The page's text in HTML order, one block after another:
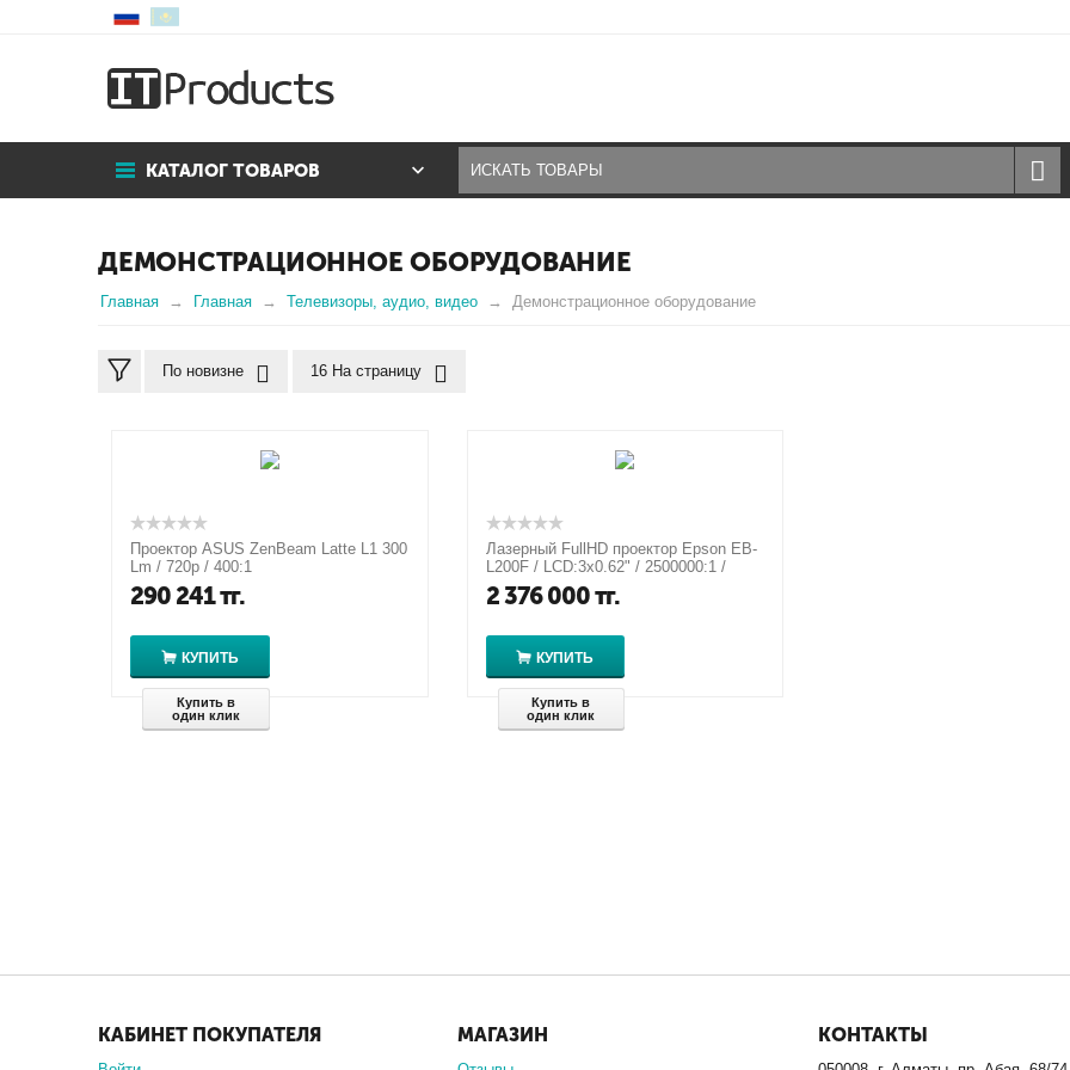
КАТАЛОГ ТОВАРОВ
ДЕМОНСТРАЦИОННОЕ ОБОРУДОВАНИЕ
Главная Главная Телевизоры, аудио, видео Демонстрационное оборудование
По новизне 16 На страницу
Проектор ASUS ZenBeam Latte L1 300
Lm / 720p / 400:1
290 241тг.
КУПИТЬ
Купить в
один клик
Лазерный FullHD проектор Epson EB-
L200F / LCD:3х0.62" / 2500000:1 /
V11H990040
2 376 000тг.
КУПИТЬ
Купить в
один клик
КАБИНЕТ ПОКУПАТЕЛЯ МАГАЗИН КОНТАКТЫ